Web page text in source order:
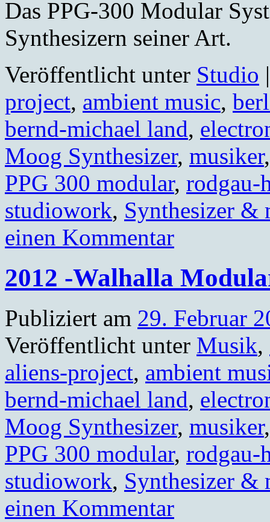
Das PPG-300 Modular
Synthesizern seiner Art.
Veröffentlicht unter Studio |
project, ambient music,
bernd-michael land,
Moog Synthesizer, musiker
PPG 300 modular, rodgau-
studiowork, Synthesizer &
einen Kommentar
2012 -Walhalla
Publiziert am 29. Februar
Veröffentlicht unter Musik,
aliens-project, ambient
bernd-michael land,
Moog Synthesizer, musiker
PPG 300 modular, rodgau-
studiowork, Synthesizer &
einen Kommentar